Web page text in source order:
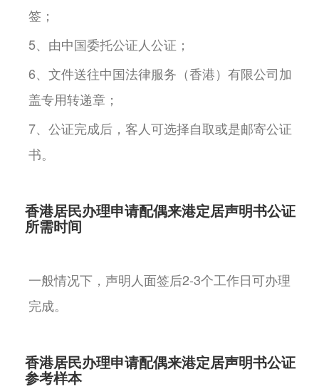
签；
5、由中国委托公证人公证；
6、文件送往中国法律服务（香港）有限公司加
盖专用转递章；
7、公证完成后，客人可选择自取或是邮寄公证
书。
香港居民办理申请配偶来港定居声明书公证
所需时间
一般情况下，声明人面签后2-3个工作日可办理
完成。
香港居民办理申请配偶来港定居声明书公证
参考样本